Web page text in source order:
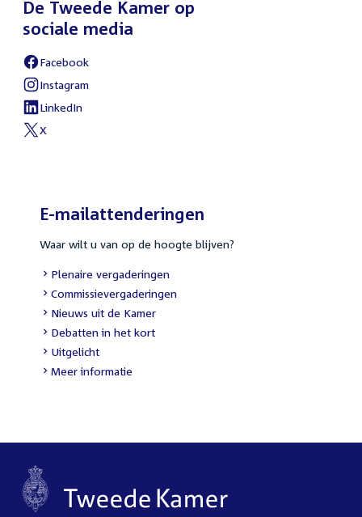
De Tweede Kamer op
sociale media
External
link:
Facebook
External
link:
Instagram
External
link:
LinkedIn
External
X
E-mailattenderingen
Waar wilt u van op de hoogte blijven?
External
link:
Plenaire vergaderingen
External
link:
Commissievergaderingen
External
link:
Nieuws uit de Kamer
External
link:
Debatten in het kort
External
link:
Uitgelicht
Meer informatie